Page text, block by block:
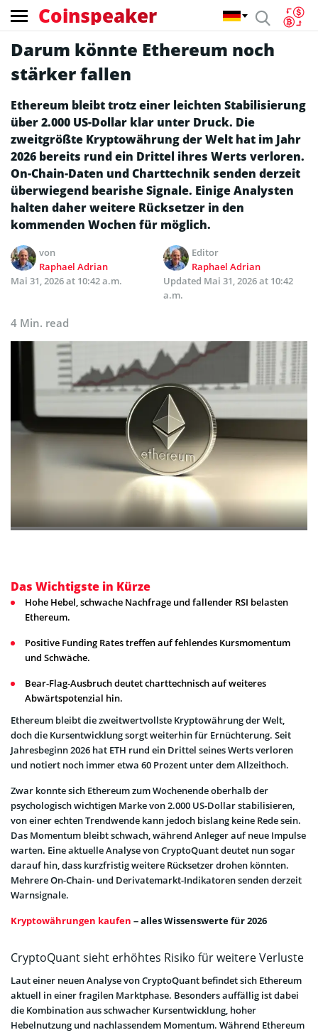
Coinspeaker
Darum könnte Ethereum noch
stärker fallen
Ethereum bleibt trotz einer leichten Stabilisierung
über 2.000 US-Dollar klar unter Druck. Die
zweitgrößte Kryptowährung der Welt hat im Jahr
2026 bereits rund ein Drittel ihres Werts verloren.
On-Chain-Daten und Charttechnik senden derzeit
überwiegend bearishe Signale. Einige Analysten
halten daher weitere Rücksetzer in den
kommenden Wochen für möglich.
von
Raphael Adrian
Editor
Raphael Adrian
Mai 31, 2026 at 10:42 a.m.
Updated Mai 31, 2026 at 10:42
a.m.
4 Min. read
Das Wichtigste in Kürze
Hohe Hebel, schwache Nachfrage und fallender RSI belasten
Ethereum.
Positive Funding Rates treffen auf fehlendes Kursmomentum
und Schwäche.
Bear-Flag-Ausbruch deutet charttechnisch auf weiteres
Abwärtspotenzial hin.
Ethereum bleibt die zweitwertvollste Kryptowährung der Welt,
doch die Kursentwicklung sorgt weiterhin für Ernüchterung. Seit
Jahresbeginn 2026 hat ETH rund ein Drittel seines Werts verloren
und notiert noch immer etwa 60 Prozent unter dem Allzeithoch.
Zwar konnte sich Ethereum zum Wochenende oberhalb der
psychologisch wichtigen Marke von 2.000 US-Dollar stabilisieren,
von einer echten Trendwende kann jedoch bislang keine Rede sein.
Das Momentum bleibt schwach, während Anleger auf neue Impulse
warten. Eine aktuelle Analyse von CryptoQuant deutet nun sogar
darauf hin, dass kurzfristig weitere Rücksetzer drohen könnten.
Mehrere On-Chain- und Derivatemarkt-Indikatoren senden derzeit
Warnsignale.
Kryptowährungen kaufen – alles Wissenswerte für 2026
CryptoQuant sieht erhöhtes Risiko für weitere Verluste
Laut einer neuen Analyse von CryptoQuant befindet sich Ethereum
aktuell in einer fragilen Marktphase. Besonders auffällig ist dabei
die Kombination aus schwacher Kursentwicklung, hoher
Hebelnutzung und nachlassendem Momentum. Während Ethereum